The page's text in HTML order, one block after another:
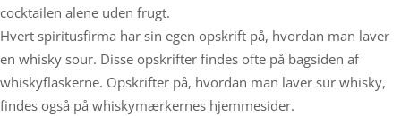
cocktailen alene uden frugt.
Hvert spiritusfirma har sin egen opskrift på, hvordan man laver
en whisky sour. Disse opskrifter findes ofte på bagsiden af
whiskyflaskerne. Opskrifter på, hvordan man laver sur whisky,
findes også på whiskymærkernes hjemmesider.